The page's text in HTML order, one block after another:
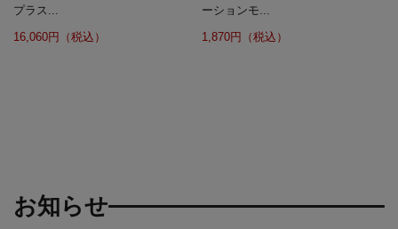
プラス...
16,060円（税込）
ーションモ...
1,870円（税込）
お知らせ